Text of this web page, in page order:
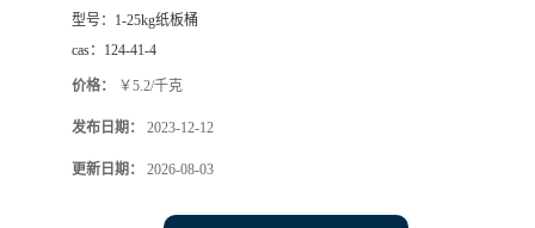
型号： 1-25kg纸板桶
cas： 124-41-4
价格： ￥5.2/千克
发布日期： 2023-12-12
更新日期： 2026-08-03